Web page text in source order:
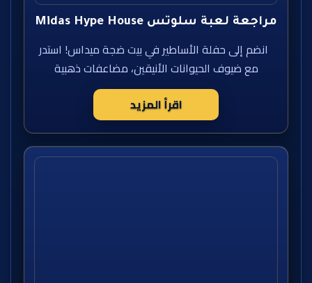
مراجعة لعبة سلوتس Midas Hype House
انضم إلى حفلة الأساطير في بيت ضجة ميداس! استدر
مع ضيوف الحيوانات الأنيقين، مضاعفات ذهبية
اقرأ المزيد